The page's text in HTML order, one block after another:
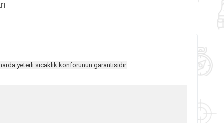
yeterli sıcaklık konforunun garantisidir.